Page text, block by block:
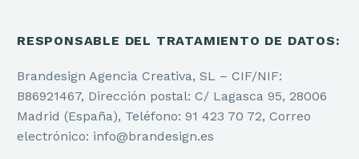
RESPONSABLE DEL TRATAMIENTO DE DATOS:
Brandesign Agencia Creativa, SL – CIF/NIF:
B86921467, Dirección postal: C/ Lagasca 95, 28006
Madrid (España), Teléfono: 91 423 70 72, Correo
electrónico: info@brandesign.es